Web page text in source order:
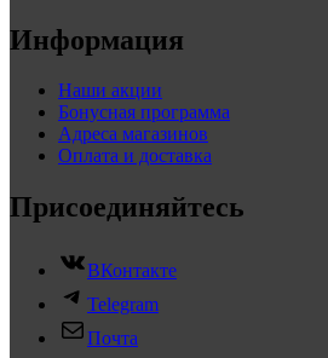
Информация
Наши акции
Бонусная программа
Адреса магазинов
Оплата и доставка
Присоединяйтесь
ВКонтакте
Telegram
Почта